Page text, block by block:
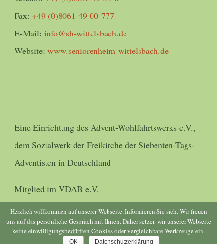
Fax: +49 (0)8061-49 00-777
E-Mail: info@sh-wittelsbach.de
Website: www.seniorenheim-wittelsbach.de
Eine Einrichtung des Advent-Wohlfahrtswerks e.V.,
dem Sozialwerk der Freikirche der Siebenten-Tags-
Adventisten in Deutschland
Mitglied im VDAB e.V.
© Copyright 2016 -2026 | Umsetzungblic-voraus| All Rights
Herzlich willkommen auf unserer Webseite. Informieren Sie sich. Wir freuen
uns auf das persönliche Gespräch mit Ihnen. Daher setzen wir unserer Webseite
keine einwilligungsbedürften Cookies oder vergleichbare Werkzeuge ein.
OK Datenschutzerklärung